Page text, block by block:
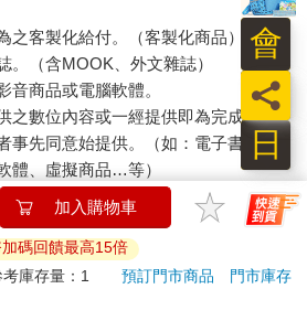
之客製化給付。（客製化商品）
。（含MOOK、外文雜誌）
音商品或電腦軟體。
之數位內容或一經提供即為完成之線
事先同意始提供。（如：電子書、電
體、虛擬商品…等）
用品。（如：內衣褲、刮鬍刀、除毛
享有到貨7天的猶豫期（含例假
組合商品恕無法接受單獨退貨）必須
日
員
會